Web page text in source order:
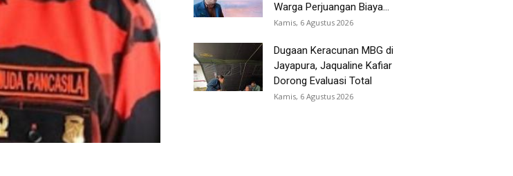
Warga Perjuangan Biaya...
Kamis, 6 Agustus 2026
Dugaan Keracunan MBG di
Jayapura, Jaqualine Kafiar
Dorong Evaluasi Total
Kamis, 6 Agustus 2026